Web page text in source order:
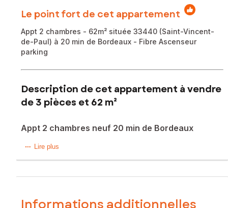
Le point fort de cet appartement
Appt 2 chambres - 62m² située 33440 (Saint-Vincent-
de-Paul) à 20 min de Bordeaux - Fibre Ascenseur
parking
Description de cet appartement à vendre
de 3 pièces et 62 m²
Appt 2 chambres neuf 20 min de Bordeaux
Situé à Saint-Vincent-de-Paul (33440) à 5 min de Saint-
bénéficie d’un cadre de vie agréable à proximité à pied
emplacement idéal pour une résidence principale ou un
Lire plus
Informations additionnelles